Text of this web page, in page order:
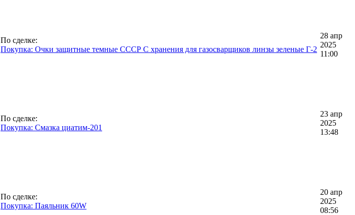
По сделке:
Покупка: Очки защитные темные СССР С хранения для газосварщиков линзы зеленые Г-2
28 апр
2025
11:00
По сделке:
Покупка: Смазка циатим-201
23 апр
2025
13:48
По сделке:
Покупка: Паяльник 60W
20 апр
2025
08:56